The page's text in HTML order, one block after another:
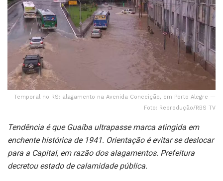
Temporal no RS: alagamento na Avenida Conceição, em Porto Alegre —
Foto: Reprodução/RBS TV
Tendência é que Guaíba ultrapasse marca atingida em
enchente histórica de 1941. Orientação é evitar se deslocar
para a Capital, em razão dos alagamentos. Prefeitura
decretou estado de calamidade pública.